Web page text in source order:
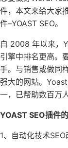
件，本文来给大家
件–YOAST SEO。
自 2008 年以来，
引擎中排名更高。
手。与销售或做同
强大的网站。
一，已帮助数百万
YOAST SEO插件的
1、自动化技术